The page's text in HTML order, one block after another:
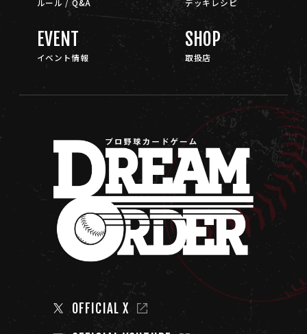
ルール / Q&A デッキレシピ
EVENT
イベント情報
SHOP
取扱店
OFFICIAL X